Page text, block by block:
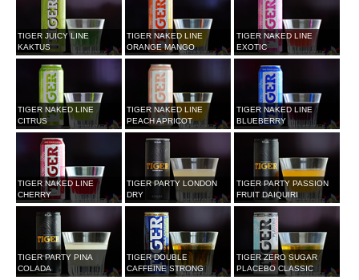
TIGER JUICY LINE
KAKTUS
TIGER NAKED LINE
ORANGE MANGO
TIGER NAKED LINE
EXOTIC
TIGER NAKED LINE
CITRUS
TIGER NAKED LINE
PEACH APRICOT
TIGER NAKED LINE
BLUEBERRY
TIGER NAKED LINE
CHERRY
TIGER PARTY LONDON
DRY
TIGER PARTY PASSION
FRUIT DAIQUIRI
TIGER PARTY PINA
COLADA
TIGER DOUBLE
CAFFEINE STRONG
TIGER ZERO SUGAR
PLACEBO CLASSIC